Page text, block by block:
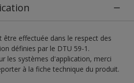
être effectuée dans le respect des
définies par le DTU 59-1.
les systèmes d'application, merci
à la fiche technique du produit.